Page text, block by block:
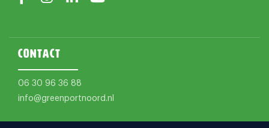
Contact
06 30 96 36 88
info@greenportnoord.nl